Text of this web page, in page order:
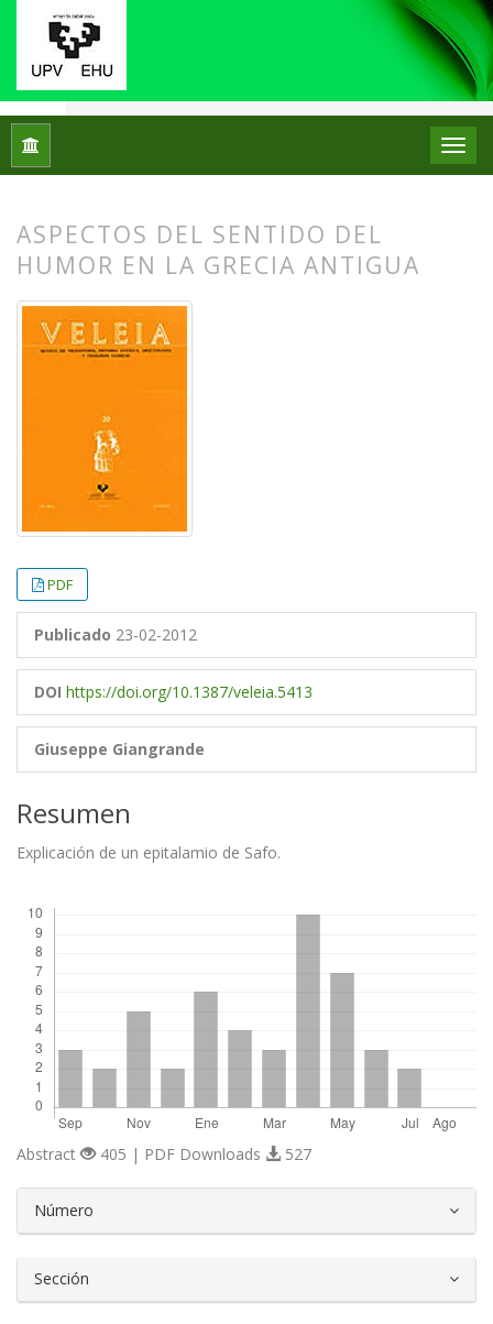
Inicio
ASPECTOS DEL SENTIDO DEL
HUMOR EN LA GRECIA ANTIGUA
PDF
Publicado 23-02-2012
DOI https://doi.org/10.1387/veleia.5413
Giuseppe Giangrande
Resumen
Explicación de un epitalamio de Safo.
Abstract 405 | PDF Downloads 527
Número
Sección